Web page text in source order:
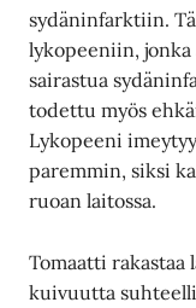
sydäninfarktiin.
lykopeeniin, jonka
sairastua
todettu myös
Lykopeeni
paremmin, siksi
ruoan laitossa.
Tomaatti rakastaa
kuivuutta